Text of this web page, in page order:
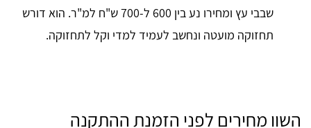
שבבי עץ ומחירו נע בין 600 ל-700 ש"ח למ"ר. הוא דורש
תחזוקה מועטה ונחשב לעמיד למדי וקל לתחזוקה.
השוו מחירים לפני הזמנת ההתקנה